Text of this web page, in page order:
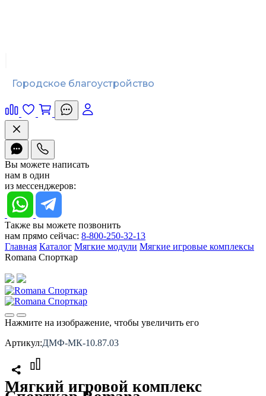
Городское благоустройство
Вы можете написать
нам в один
из мессенджеров:
Также вы можете позвонить
нам прямо сейчас: 8-800-250-32-13
Главная Каталог Мягкие модули Мягкие игровые комплексы
Romana Спорткар
Нажмите на изображение, чтобы увеличить его
Артикул:ДМФ-МК-10.87.03
Мягкий игровой комплекс